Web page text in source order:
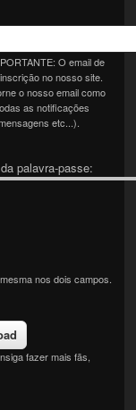
O email de
no nosso site.
o nosso email como
as notificações
etc...).
palavra-passe:
nos dois campos.
fazer mais fãs,